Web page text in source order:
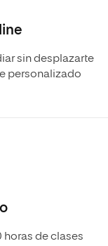
sin desplazarte
personalizado
de clases